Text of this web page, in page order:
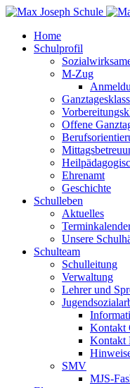
Home
Schulprofil
M-Zug
Offene
Ehrenamt
Geschichte
Schulleben
Aktuelles
Unsere
Schulteam
Schulleitung
Verwaltung
Lehrer und
Kontakt
Kontakt
SMV
MJS-